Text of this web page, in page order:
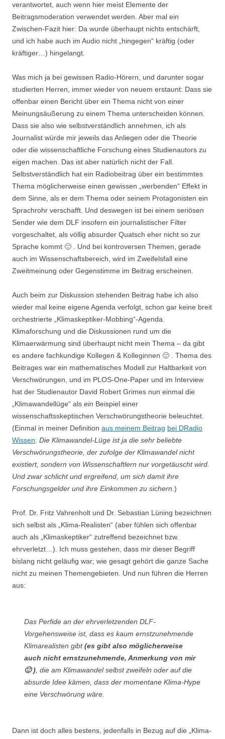
verantwortet, auch wenn hier meist Elemente der
Beitragsmoderation verwendet werden. Aber mal ein
Zwischen-Fazit hier: Da wurde überhaupt nichts entschärft,
und ich habe auch im Audio nicht „hingegen“ kräftig (oder
kräftiger…) hingelangt.
Was mich ja bei gewissen Radio-Hörern, und darunter sogar
studierten Herren, immer wieder von neuem erstaunt: Dass sie
offenbar einen Bericht über ein Thema nicht von einer
Meinungsäußerung zu einem Thema unterscheiden können.
Dass sie also wie selbstverständlich annehmen, ich als
Journalist würde mir jeweils das Anliegen oder die Theorie
oder die wissenschaftliche Forschung eines Studienautors zu
eigen machen. Das ist aber natürlich nicht der Fall.
Selbstverständlich hat ein Radiobeitrag über ein bestimmtes
Thema möglicherweise einen gewissen „werbenden“ Effekt in
dem Sinne, als er dem Thema oder seinem Protagonisten ein
Sprachrohr verschafft. Und deswegen ist bei einem seriösen
Sender wie dem DLF insofern ein journalistischer Filter
vorgeschaltet, als völlig absurder Quatsch eher nicht so zur
Sprache kommt 🙂 . Und bei kontroversen Themen, gerade
auch im Wissenschaftsbereich, wird im Zweifelsfall eine
Zweitmeinung oder Gegenstimme im Beitrag erscheinen.
Auch beim zur Diskussion stehenden Beitrag habe ich also
wieder mal keine eigene Agenda verfolgt, schon gar keine breit
orchestrierte „Klimaskeptiker-Mobbing“-Agenda.
Klimaforschung und die Diskussionen rund um die
Klimaerwärmung sind überhaupt nicht mein Thema – da gibt
es andere fachkundige Kollegen & Kolleginnen 🙂 . Thema des
Beitrages war ein mathematisches Modell zur Haltbarkeit von
Verschwörungen, und im PLOS-One-Paper und im Interview
hat der Studienautor David Robert Grimes nun einmal die
„Klimawandellüge“ als ein Beispiel einer
wissenschaftsskeptischen Verschwörungstheorie beleuchtet.
(Einmal in meiner Definition aus meinem Beitrag bei DRadio
Wissen: Die Klimawandel-Lüge ist ja die sehr beliebte
Verschwörungstheorie, der zufolge der Klimawandel nicht
existiert, sondern von Wissenschaftlern nur vorgetäuscht wird.
Und zwar schlicht und ergreifend, um sich damit ihre
Forschungsgelder und ihre Einkommen zu sichern. )
Prof. Dr. Fritz Vahrenholt und Dr. Sebastian Lüning bezeichnen
sich selbst als „Klima-Realisten“ (aber fühlen sich offenbar
auch als „Klimaskeptiker“ zutreffend bezeichnet bzw.
ehrverletzt…). Ich muss gestehen, dass mir dieser Begriff
bislang nicht geläufig war; wie gesagt gehört die ganze Sache
nicht zu meinen Themengebieten. Und nun führen die Herren
aus:
Das Perfide an der ehrverletzenden DLF-
Vorgehensweise ist, dass es kaum ernstzunehmende
Klimarealisten gibt(es gibt also möglicherweise
auch nicht ernstzunehmende, Anmerkung von mir
🙂 ) , die am Klimawandel selbst zweifeln oder auf die
absurde Idee kämen, dass der momentane Klima-Hype
eine Verschwörung wäre.
Dann ist doch alles bestens, jedenfalls in Bezug auf die „Klima-